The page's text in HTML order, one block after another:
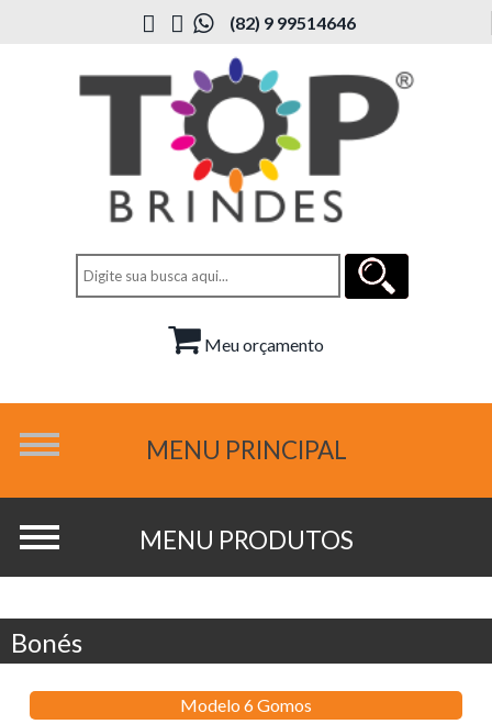
(82) 9 99514646
Meu orçamento
Bonés
Modelo 6 Gomos